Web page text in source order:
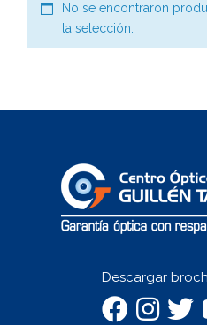
No se encontraron
la selección.
Descargar